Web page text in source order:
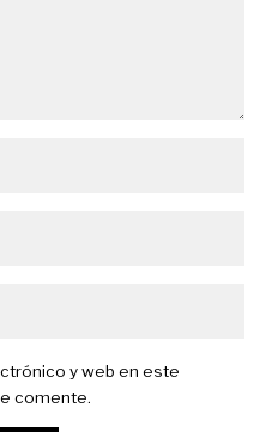
y web en este
comente.